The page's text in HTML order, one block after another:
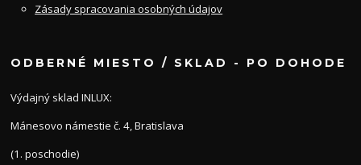
Zásady spracovania osobných údajov
ODBERNÉ MIESTO / SKLAD - PO DOHODE
Výdajný sklad INLUX:
Mánesovo námestie č. 4, Bratislava
(1. poschodie)